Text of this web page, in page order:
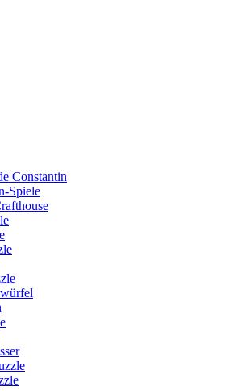
Constantin
Spiele